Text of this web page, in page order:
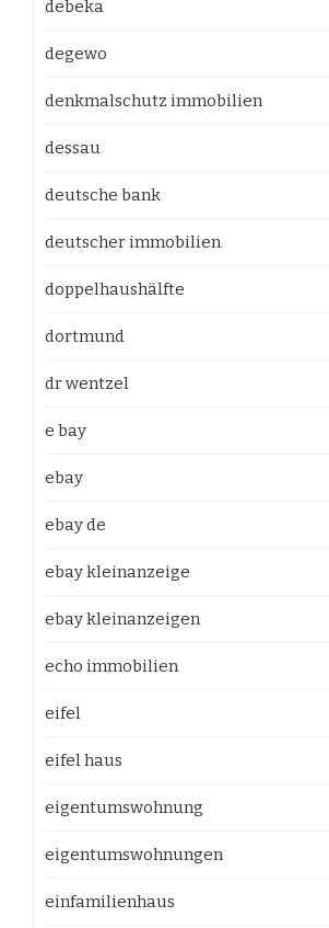
debeka
degewo
denkmalschutz immobilien
dessau
deutsche bank
deutscher immobilien
doppelhaushälfte
dortmund
dr wentzel
e bay
ebay
ebay de
ebay kleinanzeige
ebay kleinanzeigen
echo immobilien
eifel
eifel haus
eigentumswohnung
eigentumswohnungen
einfamilienhaus